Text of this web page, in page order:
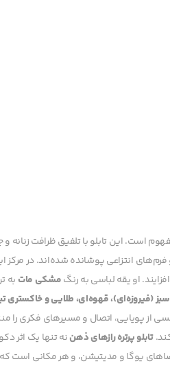
است. این تابلو با تلفیق ظرافت زنانه و
انتزاعی پوشانده شده‌اند. در مرکز
او یقه لباسی به رنگمشکی مات به
(فیروزه‌ای)، قهوه‌ای، طلایی و خاکستری
از پویایی، اتصال و مسیرهای فکری را
تابلو پرتره رازهای ذهننه تنها یک اثر
یوگا و مدیتیشن، و هر مکانی